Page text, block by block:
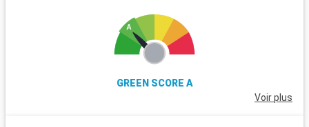
GREEN SCORE A
Voir plus